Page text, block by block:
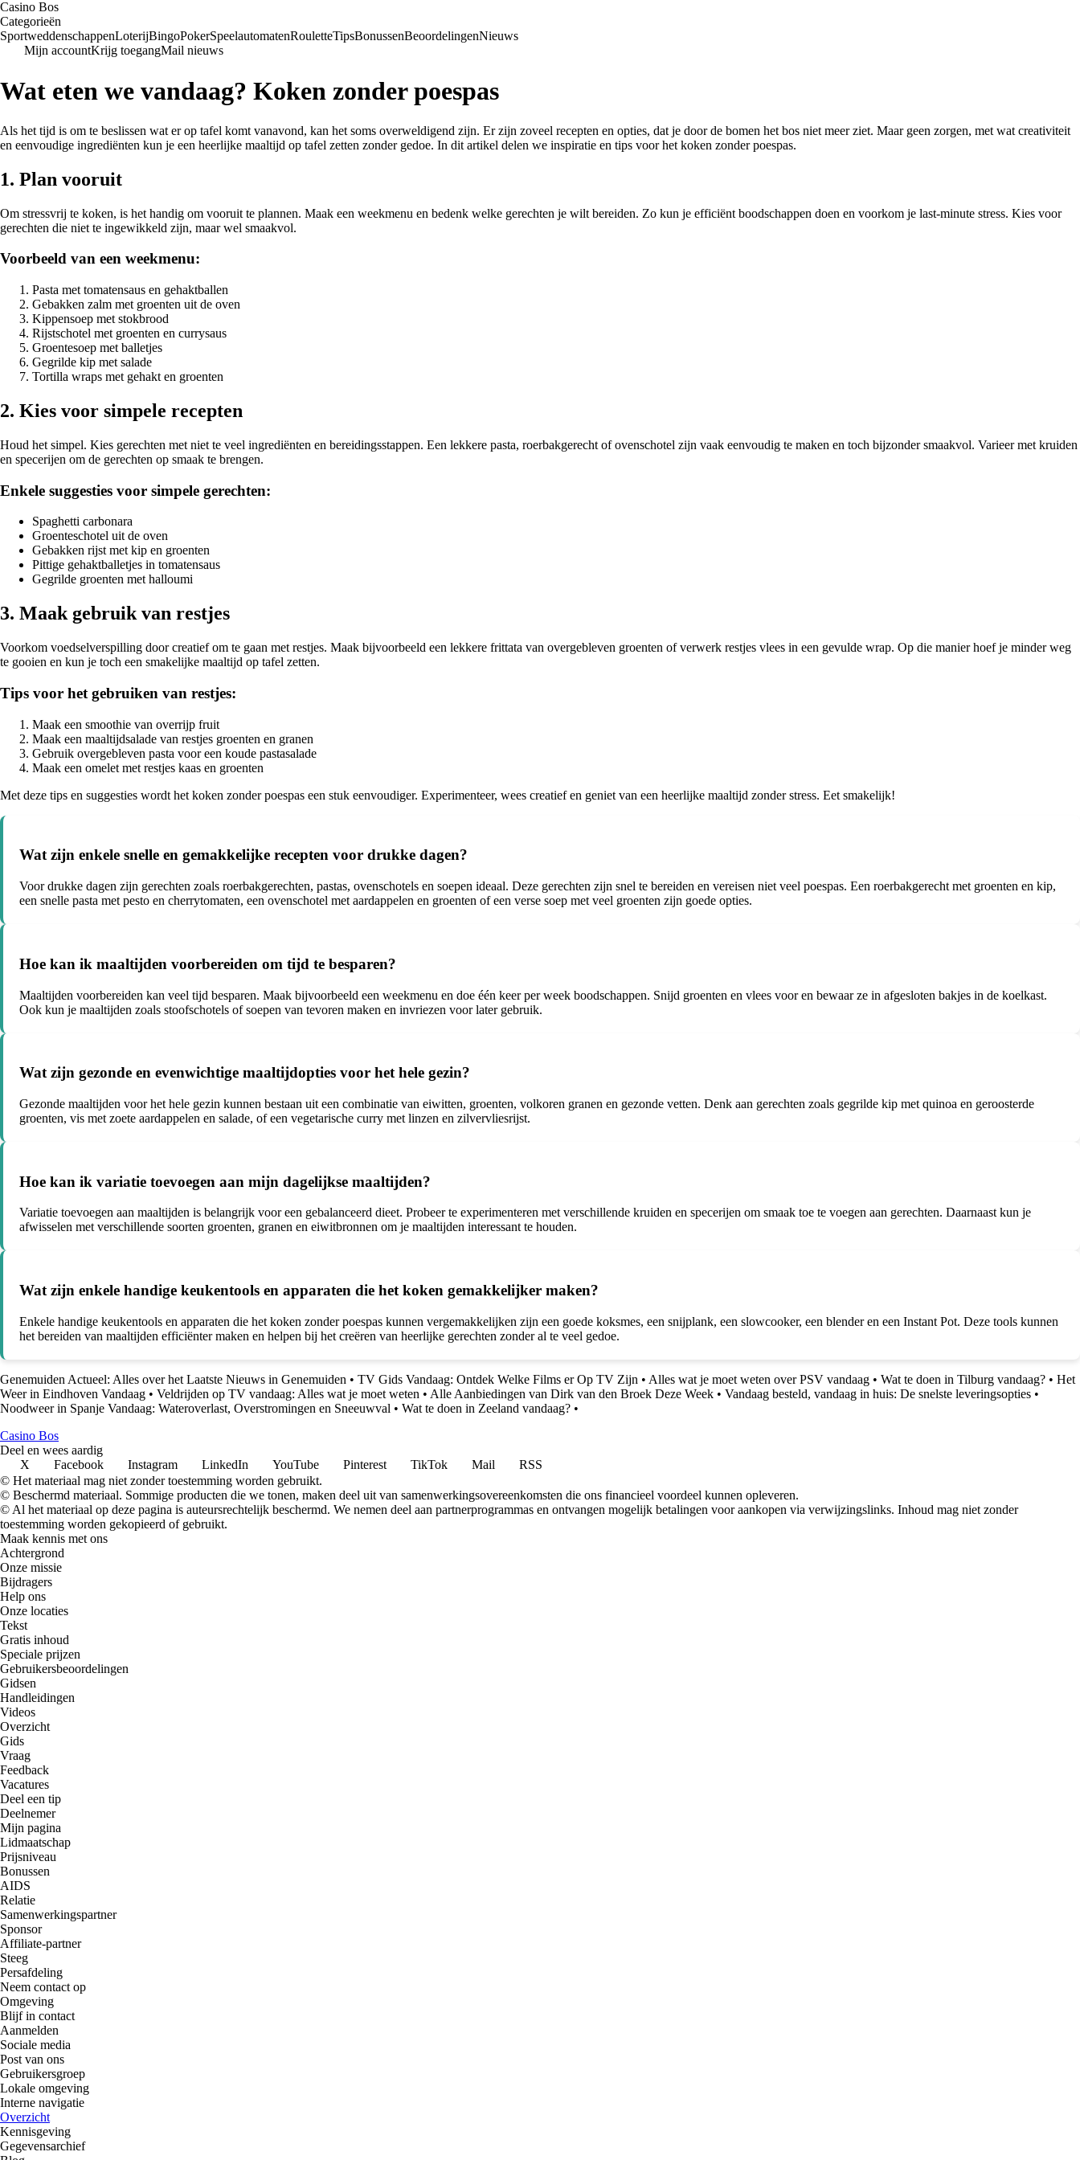
Casino Bos
Categorieën
SportweddenschappenLoterijBingoPokerSpeelautomatenRouletteTipsBonussenBeoordelingenNieuws
Mijn accountKrijg toegangMail nieuws
Wat eten we vandaag? Koken zonder poespas
Als het tijd is om te beslissen wat er op tafel komt vanavond, kan het soms overweldigend zijn. Er zijn zoveel recepten en opties, dat je door de bomen het bos niet meer ziet. Maar geen zorgen, met wat creativiteit
en eenvoudige ingrediënten kun je een heerlijke maaltijd op tafel zetten zonder gedoe. In dit artikel delen we inspiratie en tips voor het koken zonder poespas.
1. Plan vooruit
Om stressvrij te koken, is het handig om vooruit te plannen. Maak een weekmenu en bedenk welke gerechten je wilt bereiden. Zo kun je efficiënt boodschappen doen en voorkom je last-minute stress. Kies voor
gerechten die niet te ingewikkeld zijn, maar wel smaakvol.
Voorbeeld van een weekmenu:
Pasta met tomatensaus en gehaktballen
Gebakken zalm met groenten uit de oven
Kippensoep met stokbrood
Rijstschotel met groenten en currysaus
Groentesoep met balletjes
Gegrilde kip met salade
Tortilla wraps met gehakt en groenten
2. Kies voor simpele recepten
Houd het simpel. Kies gerechten met niet te veel ingrediënten en bereidingsstappen. Een lekkere pasta, roerbakgerecht of ovenschotel zijn vaak eenvoudig te maken en toch bijzonder smaakvol. Varieer met kruiden
en specerijen om de gerechten op smaak te brengen.
Enkele suggesties voor simpele gerechten:
Spaghetti carbonara
Groenteschotel uit de oven
Gebakken rijst met kip en groenten
Pittige gehaktballetjes in tomatensaus
Gegrilde groenten met halloumi
3. Maak gebruik van restjes
Voorkom voedselverspilling door creatief om te gaan met restjes. Maak bijvoorbeeld een lekkere frittata van overgebleven groenten of verwerk restjes vlees in een gevulde wrap. Op die manier hoef je minder weg
te gooien en kun je toch een smakelijke maaltijd op tafel zetten.
Tips voor het gebruiken van restjes:
Maak een smoothie van overrijp fruit
Maak een maaltijdsalade van restjes groenten en granen
Gebruik overgebleven pasta voor een koude pastasalade
Maak een omelet met restjes kaas en groenten
Met deze tips en suggesties wordt het koken zonder poespas een stuk eenvoudiger. Experimenteer, wees creatief en geniet van een heerlijke maaltijd zonder stress. Eet smakelijk!
Wat zijn enkele snelle en gemakkelijke recepten voor drukke dagen?
Voor drukke dagen zijn gerechten zoals roerbakgerechten, pastas, ovenschotels en soepen ideaal. Deze gerechten zijn snel te bereiden en vereisen niet veel poespas. Een roerbakgerecht met groenten en kip,
een snelle pasta met pesto en cherrytomaten, een ovenschotel met aardappelen en groenten of een verse soep met veel groenten zijn goede opties.
Hoe kan ik maaltijden voorbereiden om tijd te besparen?
Maaltijden voorbereiden kan veel tijd besparen. Maak bijvoorbeeld een weekmenu en doe één keer per week boodschappen. Snijd groenten en vlees voor en bewaar ze in afgesloten bakjes in de koelkast.
Ook kun je maaltijden zoals stoofschotels of soepen van tevoren maken en invriezen voor later gebruik.
Wat zijn gezonde en evenwichtige maaltijdopties voor het hele gezin?
Gezonde maaltijden voor het hele gezin kunnen bestaan uit een combinatie van eiwitten, groenten, volkoren granen en gezonde vetten. Denk aan gerechten zoals gegrilde kip met quinoa en geroosterde
groenten, vis met zoete aardappelen en salade, of een vegetarische curry met linzen en zilvervliesrijst.
Hoe kan ik variatie toevoegen aan mijn dagelijkse maaltijden?
Variatie toevoegen aan maaltijden is belangrijk voor een gebalanceerd dieet. Probeer te experimenteren met verschillende kruiden en specerijen om smaak toe te voegen aan gerechten. Daarnaast kun je
afwisselen met verschillende soorten groenten, granen en eiwitbronnen om je maaltijden interessant te houden.
Wat zijn enkele handige keukentools en apparaten die het koken gemakkelijker maken?
Enkele handige keukentools en apparaten die het koken zonder poespas kunnen vergemakkelijken zijn een goede koksmes, een snijplank, een slowcooker, een blender en een Instant Pot. Deze tools kunnen
het bereiden van maaltijden efficiënter maken en helpen bij het creëren van heerlijke gerechten zonder al te veel gedoe.
Genemuiden Actueel: Alles over het Laatste Nieuws in Genemuiden • TV Gids Vandaag: Ontdek Welke Films er Op TV Zijn • Alles wat je moet weten over PSV vandaag • Wat te doen in Tilburg vandaag? • Het
Weer in Eindhoven Vandaag • Veldrijden op TV vandaag: Alles wat je moet weten • Alle Aanbiedingen van Dirk van den Broek Deze Week • Vandaag besteld, vandaag in huis: De snelste leveringsopties •
Noodweer in Spanje Vandaag: Wateroverlast, Overstromingen en Sneeuwval • Wat te doen in Zeeland vandaag? •
Casino Bos
Deel en wees aardig
X
Facebook Instagram LinkedIn YouTube Pinterest TikTok Mail
RSS
© Het materiaal mag niet zonder toestemming worden gebruikt.
© Beschermd materiaal. Sommige producten die we tonen, maken deel uit van samenwerkingsovereenkomsten die ons financieel voordeel kunnen opleveren.
© Al het materiaal op deze pagina is auteursrechtelijk beschermd. We nemen deel aan partnerprogrammas en ontvangen mogelijk betalingen voor aankopen via verwijzingslinks. Inhoud mag niet zonder
toestemming worden gekopieerd of gebruikt.
Maak kennis met ons
Achtergrond
Onze missie
Bijdragers
Help ons
Onze locaties
Tekst
Gratis inhoud
Speciale prijzen
Gebruikersbeoordelingen
Gidsen
Handleidingen
Videos
Overzicht
Gids
Vraag
Feedback
Vacatures
Deel een tip
Deelnemer
Mijn pagina
Lidmaatschap
Prijsniveau
Bonussen
AIDS
Relatie
Samenwerkingspartner
Sponsor
Affiliate-partner
Steeg
Persafdeling
Neem contact op
Omgeving
Blijf in contact
Aanmelden
Sociale media
Post van ons
Gebruikersgroep
Lokale omgeving
Interne navigatie
Overzicht
Kennisgeving
Gegevensarchief